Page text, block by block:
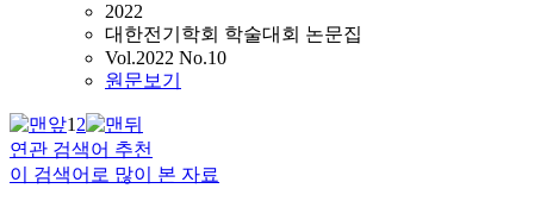
2022
대한전기학회 학술대회 논문집
Vol.2022 No.10
원문보기
12
연관 검색어 추천
이 검색어로 많이 본 자료